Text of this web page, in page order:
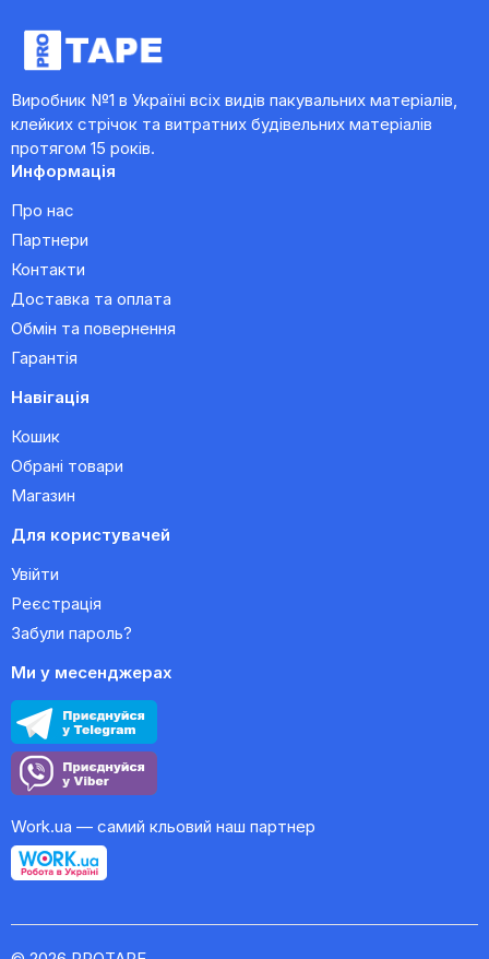
Виробник №1 в Україні всіх видів пакувальних матеріалів,
клейких стрічок та витратних будівельних матеріалів
протягом 15 років.
Информація
Про нас
Партнери
Контакти
Доставка та оплата
Обмін та повернення
Гарантія
Навігація
Кошик
Обрані товари
Магазин
Для користувачей
Увійти
Реєстрація
Забули пароль?
Ми у месенджерах
Work.ua — самий кльовий наш партнер